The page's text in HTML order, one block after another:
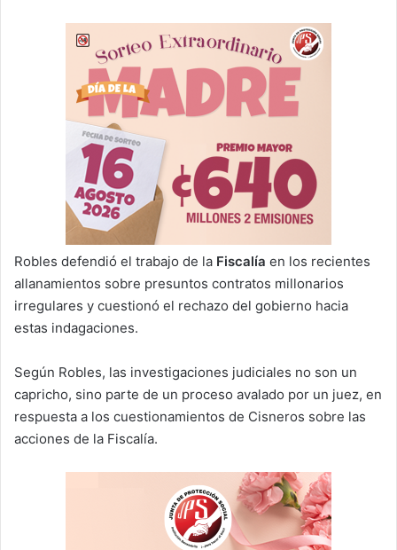
Robles defendió el trabajo de la Fiscalía en los recientes
allanamientos sobre presuntos contratos millonarios
irregulares y cuestionó el rechazo del gobierno hacia
estas indagaciones.
Según Robles, las investigaciones judiciales no son un
capricho, sino parte de un proceso avalado por un juez, en
respuesta a los cuestionamientos de Cisneros sobre las
acciones de la Fiscalía.